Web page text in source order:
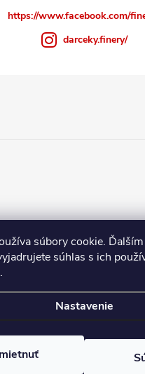
súbory cookie.
súhlas s ich
.
Nastavenie
https://www.facebook.com/
darceky.finery/
Sledovať na Instagrame
FINERY I darčeky. Všetky